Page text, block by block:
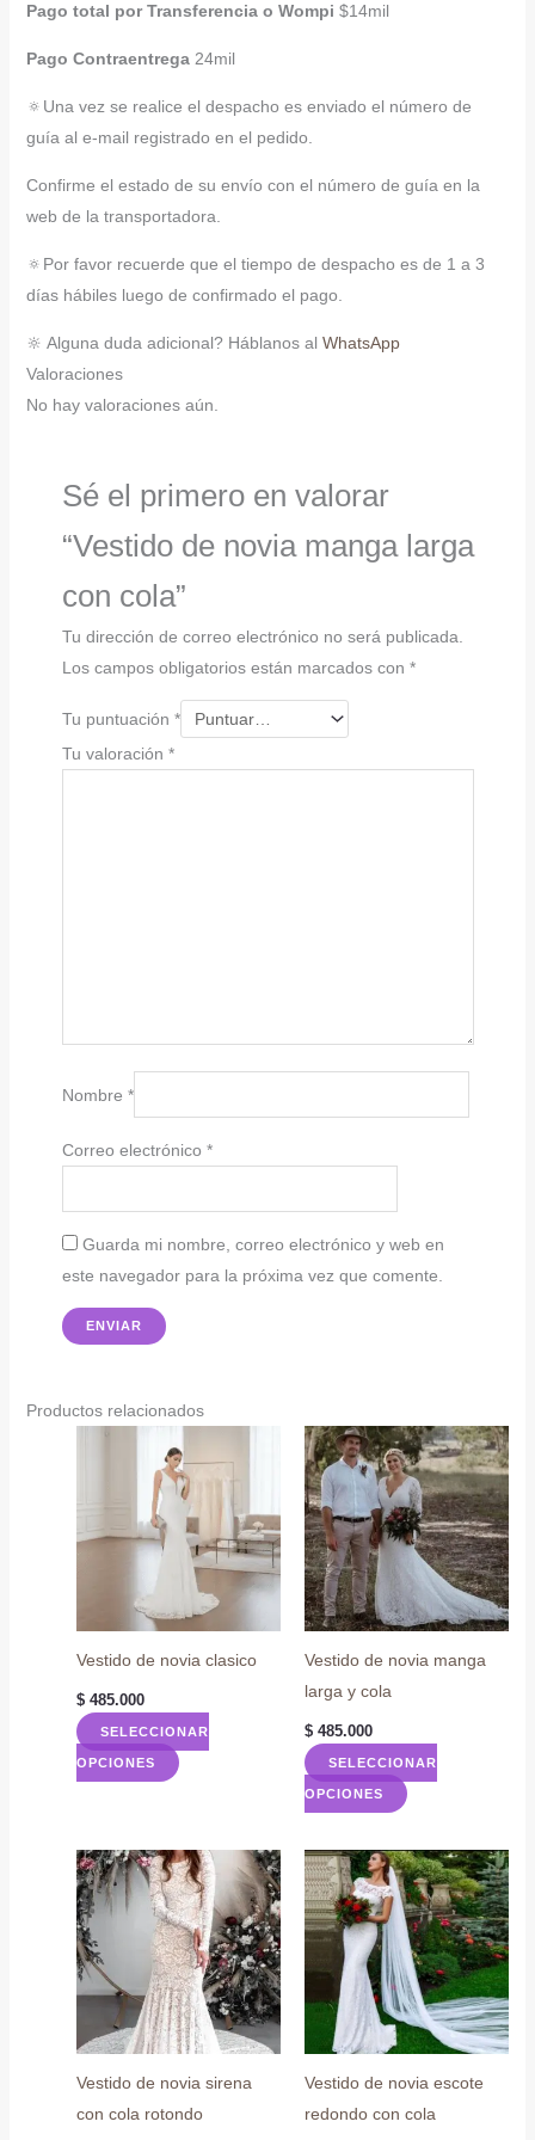
Pago total por Transferencia o Wompi $14mil
Pago Contraentrega24mil
🔅Una vez se realice el despacho es enviado el número de
guía al e-mail registrado en el pedido.
Confirme el estado de su envío con el número de guía en la
web de la transportadora.
🔅Por favor recuerde que el tiempo de despacho es de 1 a 3
días hábiles luego de confirmado el pago.
🔆 Alguna duda adicional? Háblanos al WhatsApp
Valoraciones
No hay valoraciones aún.
Sé el primero en valorar
“Vestido de novia manga larga
con cola”
Tu dirección de correo electrónico no será publicada.
Los campos obligatorios están marcados con *
Tu puntuación *
Tu valoración *
Nombre *
Correo electrónico *
Guarda mi nombre, correo electrónico y web en
este navegador para la próxima vez que comente.
Productos relacionados
Vestido de novia clasico
$485.000
SELECCIONAR
OPCIONES
Este
múltiples
variantes.
Las
opciones
se
pueden
elegir
Vestido de novia manga
larga y cola
$ 485.000
SELECCIONAR
OPCIONES
Este
tiene
múltiples
variantes.
Las
opciones
se
pueden
Vestido de novia sirena
con cola rotondo
Vestido de novia escote
redondo con cola